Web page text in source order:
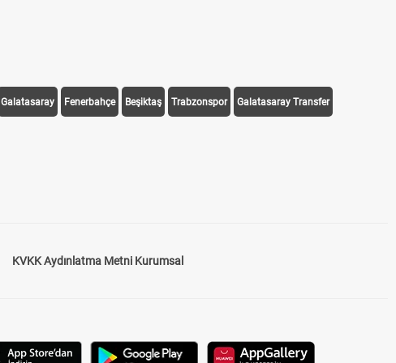
Galatasaray Fenerbahçe Beşiktaş Trabzonspor Galatasaray Transfer
KVKK Aydınlatma Metni Kurumsal